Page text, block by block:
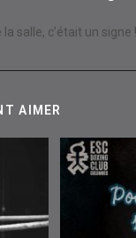
salle, c’était un signe !
AIMER